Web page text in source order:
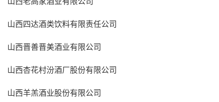
山西四达酒类饮料有限责任公司
山西晋善晋美酒业有限公司
山西杏花村汾酒厂股份有限公司
山西羊羔酒业股份有限公司